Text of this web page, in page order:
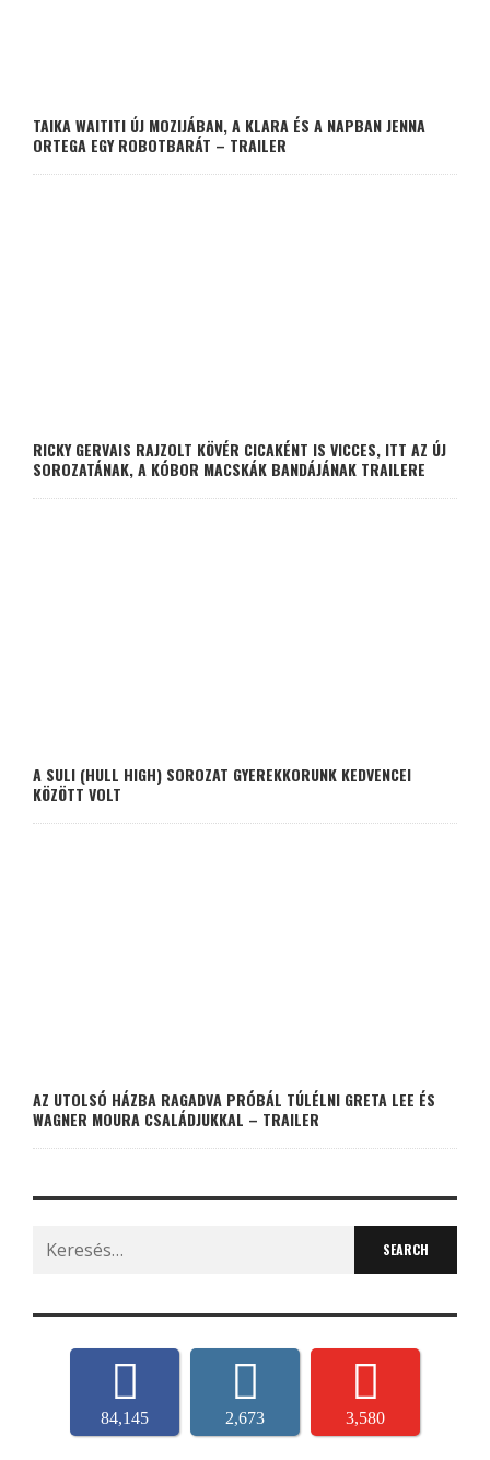
TAIKA WAITITI ÚJ MOZIJÁBAN, A KLARA ÉS A NAPBAN JENNA
ORTEGA EGY ROBOTBARÁT – TRAILER
RICKY GERVAIS RAJZOLT KÖVÉR CICAKÉNT IS VICCES, ITT AZ ÚJ
SOROZATÁNAK, A KÓBOR MACSKÁK BANDÁJÁNAK TRAILERE
A SULI (HULL HIGH) SOROZAT GYEREKKORUNK KEDVENCEI
KÖZÖTT VOLT
AZ UTOLSÓ HÁZBA RAGADVA PRÓBÁL TÚLÉLNI GRETA LEE ÉS
WAGNER MOURA CSALÁDJUKKAL – TRAILER
Search
for:
84,145 2,673 3,580